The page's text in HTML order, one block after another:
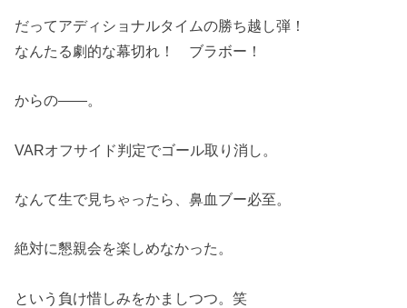
だってアディショナルタイムの勝ち越し弾！
なんたる劇的な幕切れ！ ブラボー！
からの――。
VARオフサイド判定でゴール取り消し。
なんて生で見ちゃったら、鼻血ブー必至。
絶対に懇親会を楽しめなかった。
という負け惜しみをかましつつ。笑